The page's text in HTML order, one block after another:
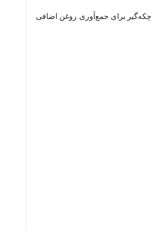
برای جمع‌آوری روغن اضافی